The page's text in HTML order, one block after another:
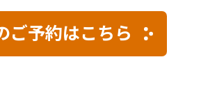
ご予約はこちら